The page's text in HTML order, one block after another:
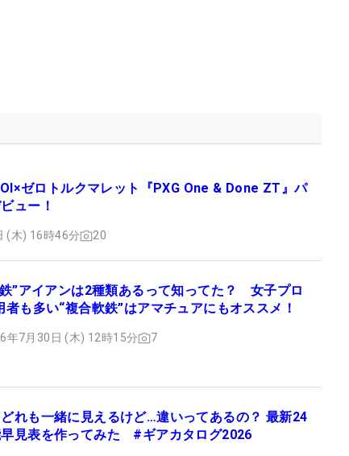
ゼロトルクマレット『PXG One & Done ZT』パ
ュー！
(木) 16時46分 20
”アイアンは2種類あるって知ってた？ 女子プロ
者も多い“複合軟鉄”はアマチュアにもオススメ！
年7月30日 (木) 12時15分 7
れも一緒に見えるけど…違いってあるの？ 最新24
早見表を作ってみた #ギアカタログ2026